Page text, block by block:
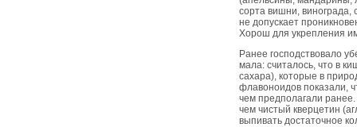
сорта вишни, винограда,
не допускает
Хорош для укрепления
Ранее господствовало
мала: считалось, что в
сахара), которые в
флавоноидов показали,
чем предполагали ранее.
чем чистый кверцетин
выпивать достаточное